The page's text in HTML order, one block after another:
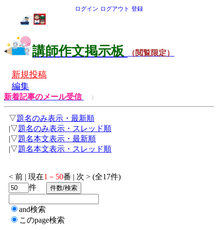
ログイン ログアウト 登録
講師作文掲示板 （閲覧限定）
新規投稿
編集
新着記事のメール受信 1
▽題名のみ表示・最新順
|▽題名のみ表示・スレッド順
|▽題名本文表示・最新順
|▽題名本文表示・スレッド順
< 前 | 現在1－50番 | 次 > (全17件)
件
and検索
このpage検索